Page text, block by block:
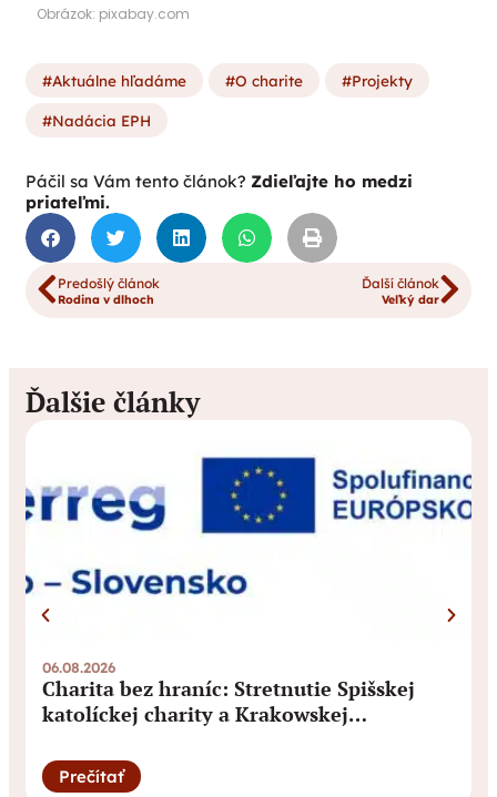
Obrázok: pixabay.com
Aktuálne hľadáme O charite Projekty
Nadácia EPH
Páčil sa Vám tento článok? Zdieľajte ho medzi
priateľmi.
Predošlý článok
Rodina v dlhoch
Ďalší článok
Veľký dar
Ďalšie články
06.08.2026
Charita bez hraníc: Stretnutie Spišskej
katolíckej charity a Krakowskej
pohľady na fundraising aj propagáciu
Prečítať